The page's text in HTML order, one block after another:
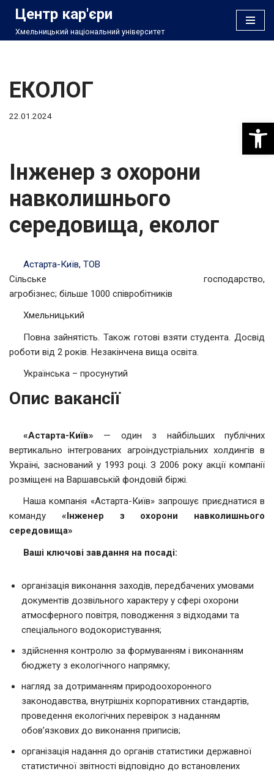
Перейти
Центр кар'єри
Хмельницький національний університет
ЕКОЛОГ
22.01.2024
Інженер з охорони
навколишнього
середовища, еколог
Астарта-Київ, ТОВ
Сільське господарство,
агробізнес; більше 1000 співробітників
Хмельницький
Повна зайнятість. Також готові взяти студента. Досвід
роботи від 2 років. Незакінчена вища освіта.
Українська – просунутий
Опис вакансії
«Астарта-Київ» — один з найбільших публічних
вертикально інтегрованих агроіндустріальних холдингів в
Україні, заснований у 1993 році. З 2006 року акції компанії
розміщені на Варшавській фондовій біржі.
Наша компанія «Астарта-Київ» запрошує приєднатися в
команду «Інженер з охорони навколишнього
середовища»
Ваші ключові завдання на посаді:
організація виконання заходів, передбачених умовами
документів дозвільного характеру у сфері охорони
атмосферного повітря, поводження з відходами та
спеціального водокористування;
здійснення контролю за формуванням і виконанням
бюджету з екологічного напрямку;
нагляд за дотриманням природоохоронного
законодавства, внутрішніх корпоративних стандартів,
проведення екологічних перевірок з наданням
обов’язкових до виконання приписів;
організація надання до органів статистики державної
статистичної звітності відповідно до встановлених